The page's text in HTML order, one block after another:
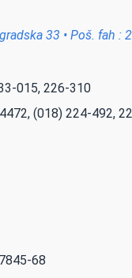
33 • Poš. fah :
015, 226-310
(018) 224-492,
68